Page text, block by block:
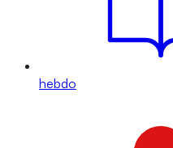
hebdo